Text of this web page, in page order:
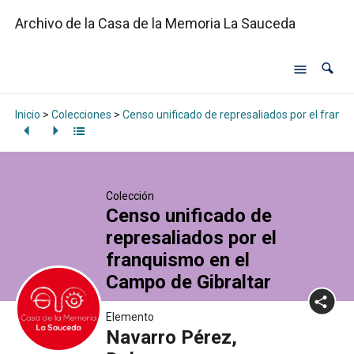
Archivo de la Casa de la Memoria La Sauceda
Inicio > Colecciones > Censo unificado de represaliados por el
Colección
Censo unificado de
represaliados por el
franquismo en el
Campo de Gibraltar
Elemento
Navarro Pérez,